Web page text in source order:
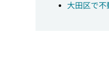
大田区で不